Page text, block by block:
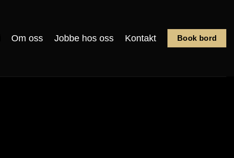
Om oss Jobbe hos oss Kontakt Book bord